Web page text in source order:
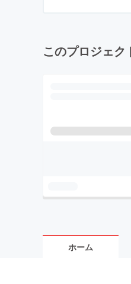
このプロジェ
ホーム